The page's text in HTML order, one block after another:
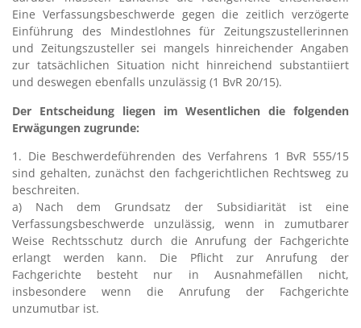
Eine Verfassungsbeschwerde gegen die zeitlich verzögerte
Einführung des Mindestlohnes für Zeitungszustellerinnen
und Zeitungszusteller sei mangels hinreichender Angaben
zur tatsächlichen Situation nicht hinreichend substantiiert
und deswegen ebenfalls unzulässig (1 BvR 20/15).
Der Entscheidung liegen im Wesentlichen die folgenden
Erwägungen zugrunde:
1. Die Beschwerdeführenden des Verfahrens 1 BvR 555/15
sind gehalten, zunächst den fachgerichtlichen Rechtsweg zu
beschreiten.
a) Nach dem Grundsatz der Subsidiarität ist eine
Verfassungsbeschwerde unzulässig, wenn in zumutbarer
Weise Rechtsschutz durch die Anrufung der Fachgerichte
erlangt werden kann. Die Pflicht zur Anrufung der
Fachgerichte besteht nur in Ausnahmefällen nicht,
insbesondere wenn die Anrufung der Fachgerichte
unzumutbar ist.